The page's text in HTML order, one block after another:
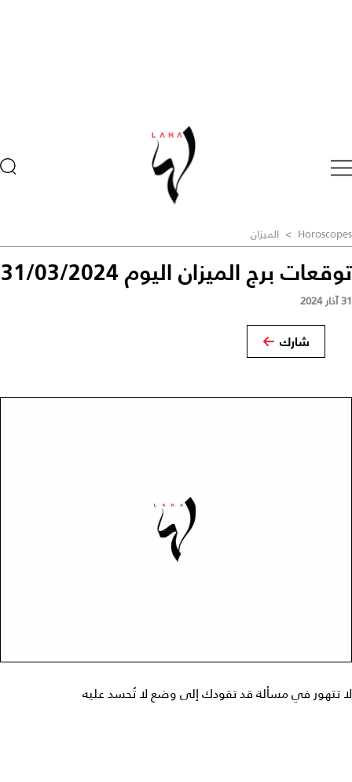
Horoscopes
> الميزان
توقعات برج الميزان اليوم 31/03/2024
31 آذار 2024
شارك
لا تتهور في مسألة قد تقودك إلى وضع لا تُحسد عليه